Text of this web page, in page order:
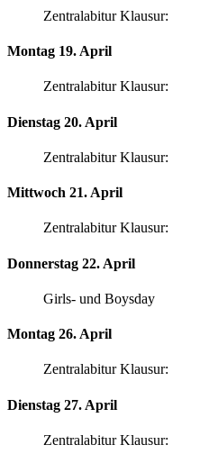
Zentralabitur Klausur:
Montag 19. April
Zentralabitur Klausur:
Dienstag 20. April
Zentralabitur Klausur:
Mittwoch 21. April
Zentralabitur Klausur:
Donnerstag 22. April
Girls- und Boysday
Montag 26. April
Zentralabitur Klausur:
Dienstag 27. April
Zentralabitur Klausur: